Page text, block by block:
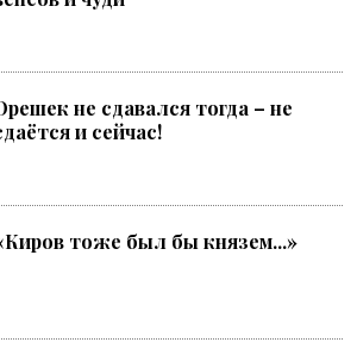
не сдавался тогда – не
и сейчас!
тоже был бы князем...»